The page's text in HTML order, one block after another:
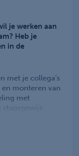
je werken aan
Heb je
in de
met je collega’s
monteren van
met
mee over een
ruimte om je